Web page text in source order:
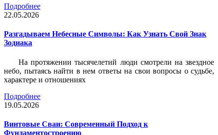
Подробнее
22.05.2026
Разгадываем Небесные Символы: Как Узнать Свой Знак
Зодиака
На протяжении тысячелетий люди смотрели на звездное
небо, пытаясь найти в нем ответы на свои вопросы о судьбе,
характере и отношениях
Подробнее
19.05.2026
Винтовые Сваи: Современный Подход к
Фундаментостроению